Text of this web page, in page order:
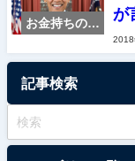
お金持ちの特
ド・名言集
が
2018
記事検索